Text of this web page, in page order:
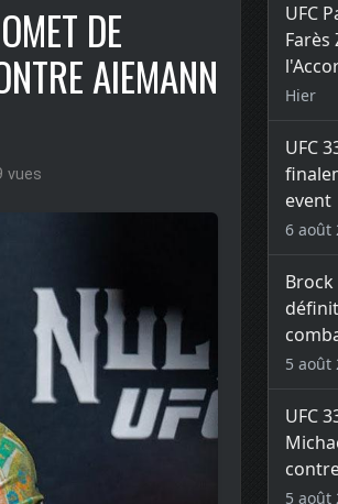
DE
AIEMANN
vues
UFC
Farès
Hier
UFC
event
6 août
5 août
UFC
5 août